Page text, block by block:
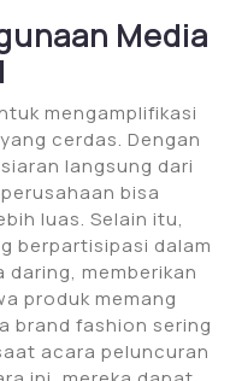
Media
mengamplifikasi
cerdas. Dengan
langsung dari
bisa
luas. Selain itu,
berpartisipasi dalam
memberikan
produk memang
brand fashion sering
acara peluncuran